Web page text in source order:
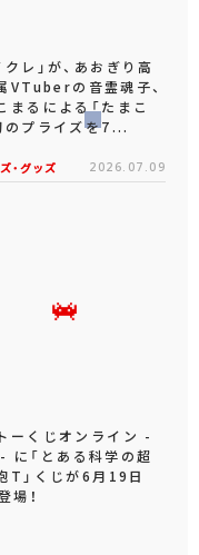
クレ」が、あおぎり高
VTuberの音霊魂子、
まるによる「たまこ
のプライズを7...
・グッズ 2026.07.09
ーくじオンライン -
に「とある科学の超
T」くじが6月19日
場！